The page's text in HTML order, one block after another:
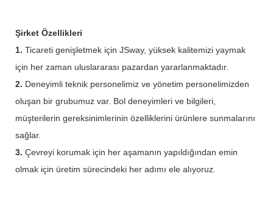
Şirket Özellikleri
1. Ticareti genişletmek için JSway, yüksek kalitemizi yaymak
için her zaman uluslararası pazardan yararlanmaktadır.
2. Deneyimli teknik personelimiz ve yönetim personelimizden
oluşan bir grubumuz var. Bol deneyimleri ve bilgileri,
müşterilerin gereksinimlerinin özelliklerini ürünlere sunmalarını
sağlar.
3. Çevreyi korumak için her aşamanın yapıldığından emin
olmak için üretim sürecindeki her adımı ele alıyoruz.